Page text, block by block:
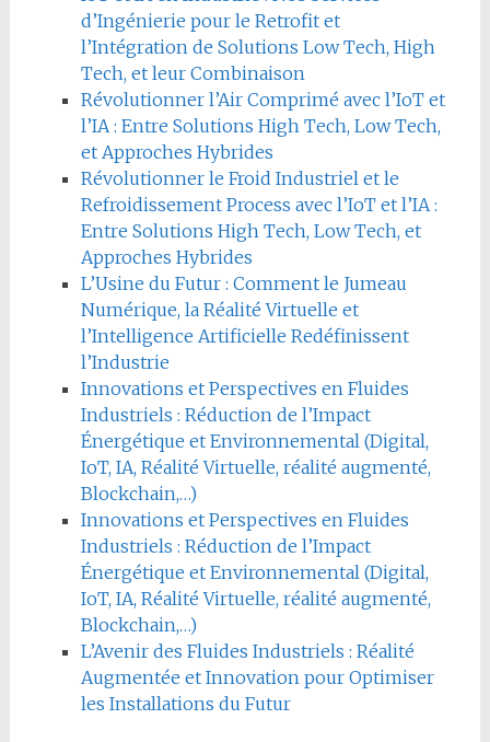
d’Ingénierie pour le Retrofit et
l’Intégration de Solutions Low Tech, High
Tech, et leur Combinaison
Révolutionner l’Air Comprimé avec l’IoT et
l’IA : Entre Solutions High Tech, Low Tech,
et Approches Hybrides
Révolutionner le Froid Industriel et le
Refroidissement Process avec l’IoT et l’IA :
Entre Solutions High Tech, Low Tech, et
Approches Hybrides
L’Usine du Futur : Comment le Jumeau
Numérique, la Réalité Virtuelle et
l’Intelligence Artificielle Redéfinissent
l’Industrie
Innovations et Perspectives en Fluides
Industriels : Réduction de l’Impact
Énergétique et Environnemental (Digital,
IoT, IA, Réalité Virtuelle, réalité augmenté,
Blockchain,…)
Innovations et Perspectives en Fluides
Industriels : Réduction de l’Impact
Énergétique et Environnemental (Digital,
IoT, IA, Réalité Virtuelle, réalité augmenté,
Blockchain,…)
L’Avenir des Fluides Industriels : Réalité
Augmentée et Innovation pour Optimiser
les Installations du Futur